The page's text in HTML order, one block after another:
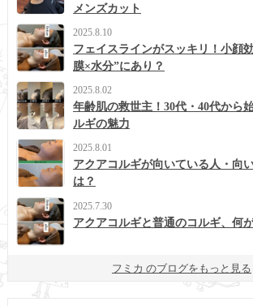
メンズカット
2025.8.10
フェイスラインがスッキリ！小顔
膜×水分”にあり？
2025.8.02
年齢肌の救世主！30代・40代から
ルギの魅力
2025.8.01
アクアコルギが向いている人・向
は？
2025.7.30
アクアコルギと普通のコルギ、何
フミカ のブログをもっと見る